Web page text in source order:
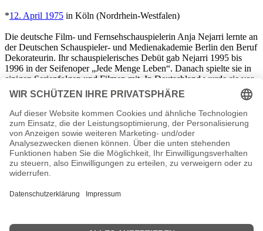
*12. April 1975 in Köln (Nordrhein-Westfalen)
Die deutsche Film- und Fernsehschauspielerin Anja Nejarri lernte an
der Deutschen Schauspieler- und Medienakademie Berlin den Beruf
Dekorateurin. Ihr schauspielerisches Debüt gab Nejarri 1995 bis
1996 in der Seifenoper „Jede Menge Leben“. Danach spielte sie in
einigen Serienfolgen und Filmen mit. In Deutschland wurde sie vor
allem durch ihre Mitwirkung im Hauptcast der Kriminalserie
„Großstadtrevier“ bekannt. Dort verkörperte Nejarri die
Polizeiobermeisterin Katja Metz von 2005bis 2010. Seit2015ist sie
im Hauptcast von „In aller Freundschaft“ als Dr. Lea Peters zu
sehen. Mit ihrem Freund und den beiden gemeinsamen Kindern lebt
Nejarri in Köln-Raderthal. Zusätzlich zu Deutsch spricht sie fließend
Englisch und Türkisch.
etc.